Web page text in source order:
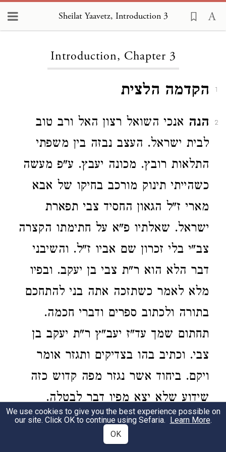
Sheilat Yaavetz, Introduction 3
Introduction, Chapter 3
1 הקדמה הלצית
2 הנה אנכי השואל רצון האל ורב טוב
לבית ישראל. העצב נבזה בין משפתי
התלאות רובץ. מכונה יעבץ. ע"פ מעשה
כשהייתי תינוק מורכב בחיקו של אבא
מארי ז"ל הגאון החסיד צבי תפארת
ישראל. שאלתיו פ"א על חתימתו הקצרה
צב"י בלי זכרון שם אביו ז"ל. והשיבני
דבר הלא הוא ר"ת צבי בן יעקב. ובפיו
מלא לאמר כשתזכה אתה בני להתחכם
בתורה ולכתוב ספרים ודברי חכמה.
תחתום שמך עד"ז יעב"ץ ר"ת יעקב בן
צבי. וכתיב בהו בצדיקים ותגזר אומר
ויקם. ביחוד אשר נגזר מפה קדוש כזה
שידוע שלא יצא מפיו דבר לבטלה.
ברכתו ברכה ואוי למי שפגעה בו קללתו
לא חזרה ריקם חלילה. והנה עד כה
We use cookies to give you the best experience possible on
our site. Click OK to continue using Sefaria. Learn More.
OK